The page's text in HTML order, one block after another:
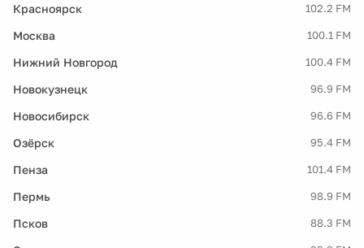
Красноярск 102.2 FM
Москва 100.1 FM
Нижний Новгород 100.4 FM
Новокузнецк 96.9 FM
Новосибирск 96.6 FM
Озёрск 95.4 FM
Пенза 101.4 FM
Пермь 98.9 FM
Псков 88.3 FM